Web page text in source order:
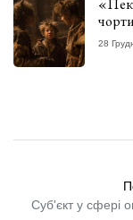
28
Суб'єкт у сфері